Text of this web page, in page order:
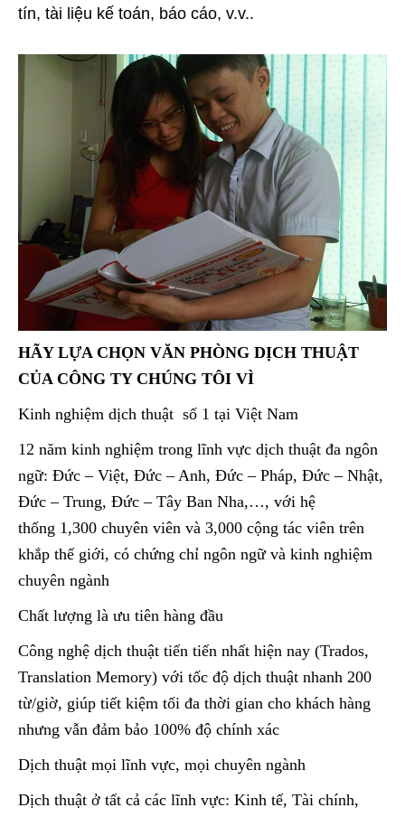
tín, tài liệu kế toán, báo cáo, v.v..
HÃY LỰA CHỌN VĂN PHÒNG DỊCH THUẬT
CỦA CÔNG TY CHÚNG TÔI VÌ
Kinh nghiệm dịch thuật số 1 tại Việt Nam
12 năm kinh nghiệm trong lĩnh vực dịch thuật đa ngôn
ngữ: Đức – Việt, Đức – Anh, Đức – Pháp, Đức – Nhật,
Đức – Trung, Đức – Tây Ban Nha,…, với hệ
thống 1,300 chuyên viên và 3,000 cộng tác viên trên
khắp thế giới, có chứng chỉ ngôn ngữ và kinh nghiệm
chuyên ngành
Chất lượng là ưu tiên hàng đầu
Công nghệ dịch thuật tiến tiến nhất hiện nay (Trados,
Translation Memory) với tốc độ dịch thuật nhanh 200
từ/giờ, giúp tiết kiệm tối đa thời gian cho khách hàng
nhưng vẫn đảm bảo 100% độ chính xác
Dịch thuật mọi lĩnh vực, mọi chuyên ngành
Dịch thuật ở tất cả các lĩnh vực: Kinh tế, Tài chính,